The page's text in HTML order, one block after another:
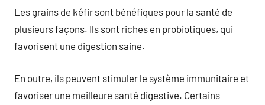
Les grains de kéfir sont bénéfiques pour la santé de
plusieurs façons. Ils sont riches en probiotiques, qui
favorisent une digestion saine.
En outre, ils peuvent stimuler le système immunitaire et
favoriser une meilleure santé digestive. Certains